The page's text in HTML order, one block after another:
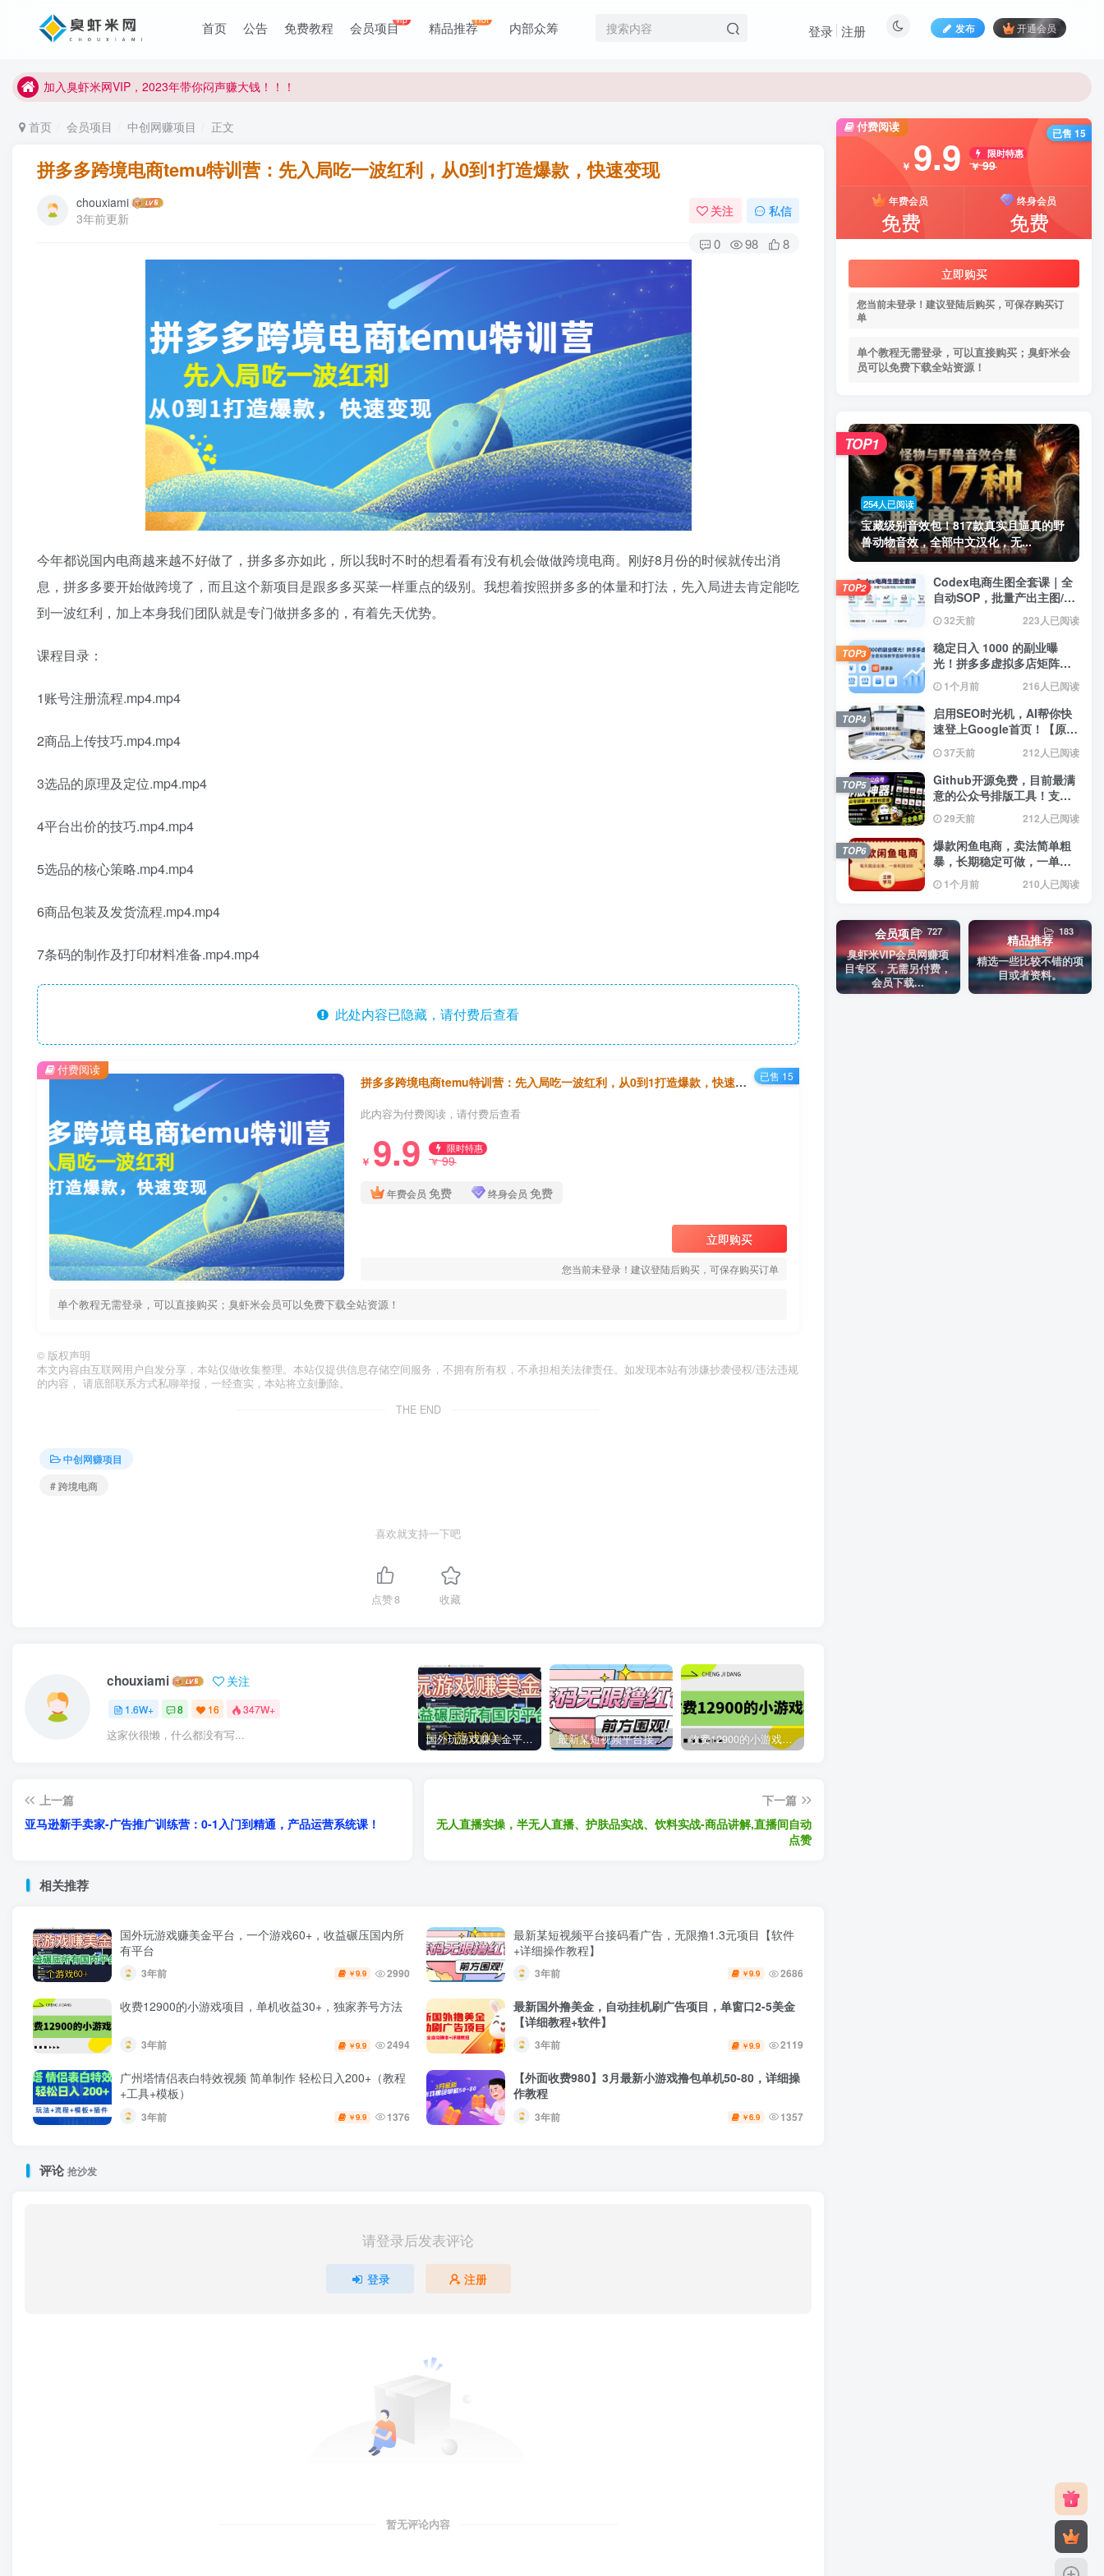
首页 公告 免费教程 会员项目vip 精品推荐Hot 内部众筹 发布 开通会员
登录 注册
臭虾米项目新增内部众筹资源，2024内部众筹项目一：无人直播，价值1980元
加入臭虾米网VIP，2023年带你闷声赚大钱！！！
首页 会员项目 中创网赚项目 正文
拼多多跨境电商temu特训营：先入局吃一波红利，从0到1打造爆款，快速变现
chouxiami
3年前更新
关注 私信
0 98 8
今年都说国内电商越来越不好做了，拼多多亦如此，所以我时不时的想看看有没有机会做做跨境电商。刚好8月份的时候就传出消
息，拼多多要开始做跨境了，而且这个新项目是跟多多买菜一样重点的级别。我想着按照拼多多的体量和打法，先入局进去肯定能吃
到一波红利，加上本身我们团队就是专门做拼多多的，有着先天优势。
课程目录：
1账号注册流程.mp4.mp4
2商品上传技巧.mp4.mp4
3选品的原理及定位.mp4.mp4
4平台出价的技巧.mp4.mp4
5选品的核心策略.mp4.mp4
6商品包装及发货流程.mp4.mp4
7条码的制作及打印材料准备.mp4.mp4
此处内容已隐藏，请付费后查看
拼多多跨境电商temu特训营：先入局吃一波红利，从0到1打造爆款，快速变现
此内容为付费阅读，请付费后查看
￥ 9.9 限时特惠
￥99
年费会员 免费 终身会员 免费
立即购买
您当前未登录！建议登陆后购买，可保存购买订单
单个教程无需登录，可以直接购买；臭虾米会员可以免费下载全站资源！
付费阅读 已售 15
© 版权声明
本文内容由互联网用户自发分享，本站仅做收集整理。本站仅提供信息存储空间服务，不拥有所有权，不承担相关法律责任。如发现本站有涉嫌抄袭侵权/违法违规
的内容， 请底部联系方式私聊举报，一经查实，本站将立刻删除。
THE END
中创网赚项目
# 跨境电商
喜欢就支持一下吧
点赞8 收藏
chouxiami 关注
1.6W+ 8 16 347W+
这家伙很懒，什么都没有写... 国外玩游戏赚美金平台，一个游戏60+，收益碾压国内所有平台 最新某短视频平台接码看广告，无限撸1.3元项目【软件+详细操作教程】 收费12900的小游戏项目，单机收益30+，独家养号方法
上一篇
亚马逊新手卖家-广告推广训练营：0-1入门到精通，产品运营系统课！
下一篇
无人直播实操，半无人直播、护肤品实战、饮料实战-商品讲解,直播间自动
点赞
相关推荐
国外玩游戏赚美金平台，一个游戏60+，收益碾压国内所
有平台
3年前 ￥9.9 2990
最新某短视频平台接码看广告，无限撸1.3元项目【软件
+详细操作教程】
3年前 ￥9.9 2686
收费12900的小游戏项目，单机收益30+，独家养号方法
3年前 ￥9.9 2494
最新国外撸美金，自动挂机刷广告项目，单窗口2-5美金
【详细教程+软件】
3年前 ￥9.9 2119
广州塔情侣表白特效视频 简单制作 轻松日入200+（教程
+工具+模板）
3年前 ￥9.9 1376
【外面收费980】3月最新小游戏撸包单机50-80，详细操
作教程
3年前 ￥6.9 1357
评论抢沙发
请登录后发表评论
登录 注册
暂无评论内容
付费阅读
￥ 9.9 限时特惠
￥99
年费会员
免费
终身会员
免费
立即购买
您当前未登录！建议登陆后购买，可保存购买订
单
单个教程无需登录，可以直接购买；臭虾米会
员可以免费下载全站资源！
已售 15
254人已阅读
宝藏级别音效包！817款真实且逼真的野
兽动物音效，全部中文汉化，无...
TOP1
Codex电商生图全套课｜全
自动SOP，批量产出主图/海
报/小红书封面素材
32天前 223人已阅读
TOP2
稳定日入 1000 的副业曝
光！拼多多虚拟多店矩阵，
全套实操教学直接带你落地
1个月前 216人已阅读
TOP3
启用SEO时光机，AI帮你快
速登上Google首页！【原创
双语字幕】
37天前 212人已阅读
TOP4
Github开源免费，目前最满
意的公众号排版工具！支持
实时预览，排版超美观且带
表情包管理功能
29天前 212人已阅读
TOP5
爆款闲鱼电商，卖法简单粗
暴，长期稳定可做，一单利
润300
1个月前 210人已阅读
TOP6
会员项目
臭虾米VIP会员网赚项
目专区，无需另付费，
会员下载...
727
精品推荐
精选一些比较不错的项
目或者资料。
183